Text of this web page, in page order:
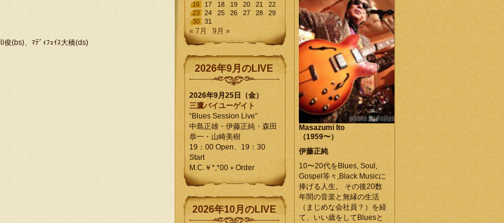
(bs)、ﾏﾃﾞｨﾌｪｲｽ大橋(ds)
16
17 18 19 20 21
22
23
24 25 26 27 28
29
30
31
« 7月 9月 »
2026年9月のLIVE
2026年9月25日（金）
三鷹バイユーゲイト
“Blues Session Live”
中島正雄・伊藤正純・森田
恭一・山崎美樹
19：00 Open、19：30
Start
M.C.￥*,*00＋Order
2026年10月のLIVE
Masazumi Ito
（1959〜）
伊藤正純
10〜20代をBlues, Soul,
Gospel等々,Black Musicに
捧げる人生。 その後20数
年間の音楽と無縁の生活
（まじめな会社員？）を経
て、いい歳をしてBluesと